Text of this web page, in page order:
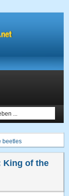
beetles
King of the